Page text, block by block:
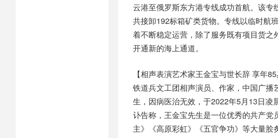
云港至俄罗斯东方港专线成功首航。该
共接卸192标箱矿类货物。专线以临时航
着不断稳定运营，除了服务既有项目货
开通新的海上通道。
【相声表演艺术家王金宝与世长辞 享年
铁道兵文工团相声演员、作家，中国广
生，因病医治无效，于2022年5月13日凌
讣告称，王金宝先生是一位优秀的共产
主》《高原彩虹》《五官争功》等大量